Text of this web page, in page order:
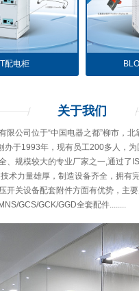
配电柜
关于我们
限公司位于“中国电器之都”柳市，
办于1993年，现有员工200多人，
、规模较大的专业厂家之一,通过了
术力量雄厚，制造设备齐全，拥有
开关设备配套附件方面有优势，主
GCS/GCK/GGD全套配件........